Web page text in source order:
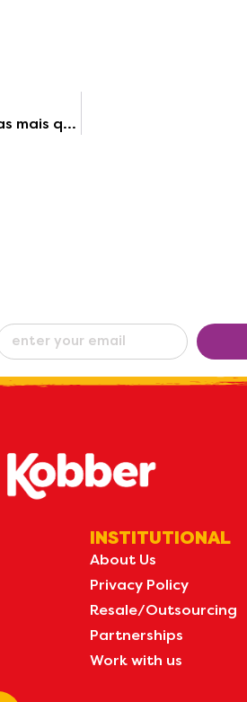
Receitas leves para o verão: alimente-se bem mesmo nos dias mais quentes
INSTITUTIONAL
About Us
Privacy Policy
Resale/Outsourcing
Partnerships
Work with us